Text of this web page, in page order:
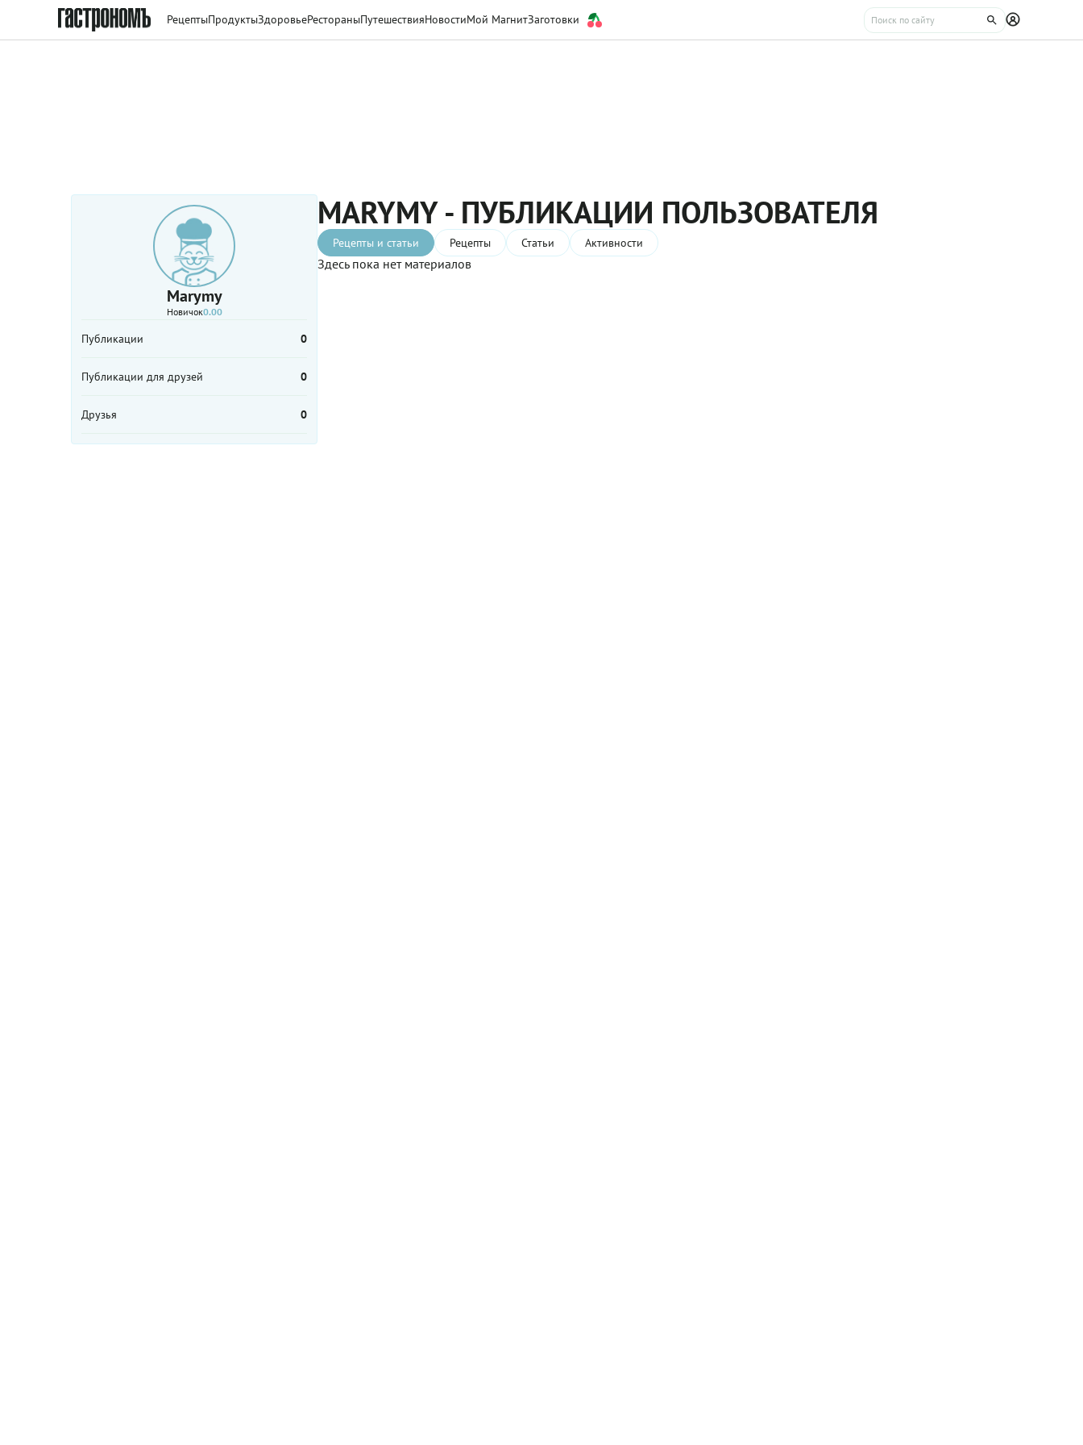
РецептыПродуктыЗдоровьеРестораныПутешествияНовостиМой МагнитЗаготовки
Marymy
Новичок0.00
Публикации 0
Публикации для друзей 0
Друзья 0
MARYMY - ПУБЛИКАЦИИ ПОЛЬЗОВАТЕЛЯ
Рецепты и статьи Рецепты Статьи Активности
Здесь пока нет материалов